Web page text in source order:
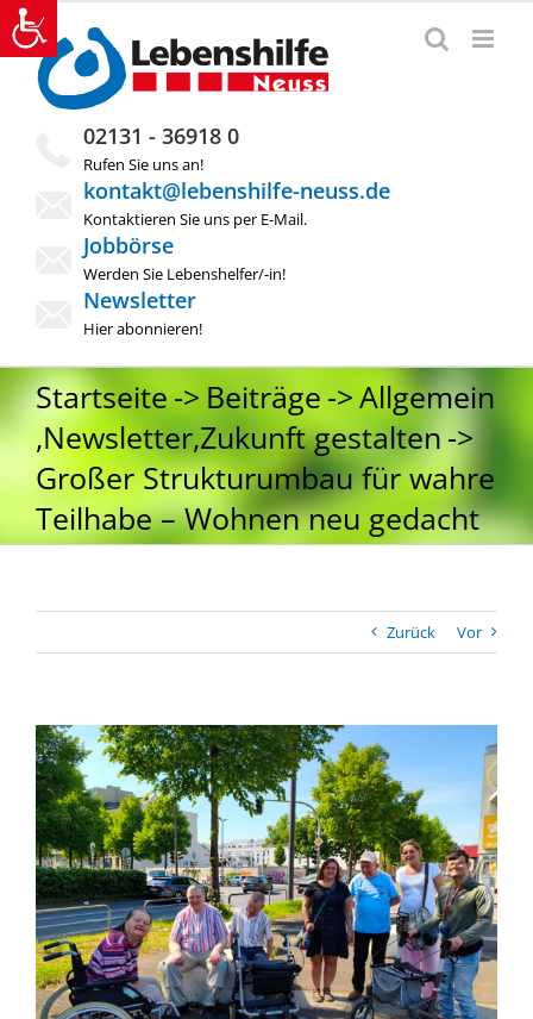
Zum
Inhalt
springen
02131 - 36918 0
Rufen Sie uns an!
kontakt@lebenshilfe-neuss.de
Kontaktieren Sie uns per E-Mail.
Jobbörse
Werden Sie Lebenshelfer/-in!
Newsletter
Hier abonnieren!
Startseite Beiträge
Allgemein
,Newsletter,Zukunft gestalten
Großer Strukturumbau für wahre
Teilhabe – Wohnen neu gedacht
Zurück Vor
Zeige
grösseres
Bild